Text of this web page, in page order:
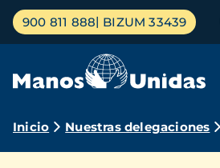
Pasar
contenido
Menú
principal
900 811 888 BIZUM 33439
Ruta
Inicio Nuestras delegaciones